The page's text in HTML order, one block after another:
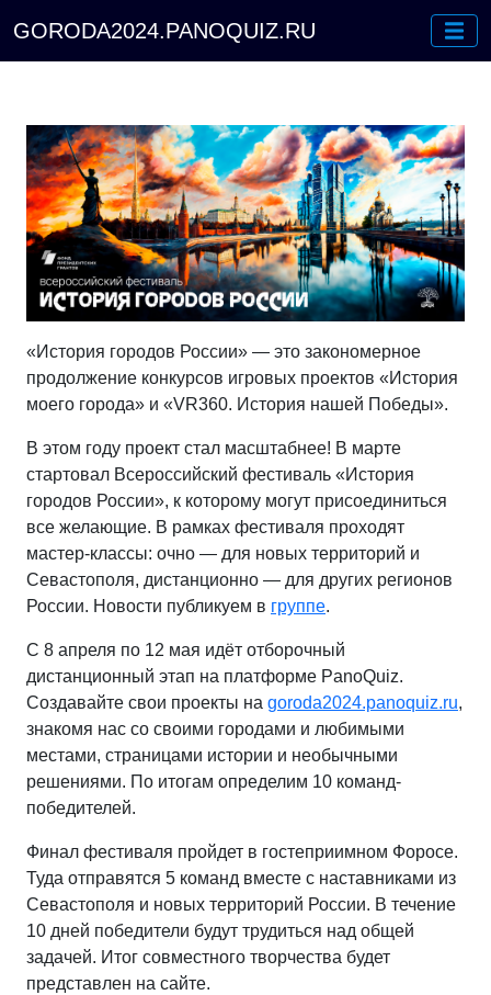
GORODA2024.PANOQUIZ.RU
«История городов России» — это закономерное
продолжение конкурсов игровых проектов «История
моего города» и «VR360. История нашей Победы».
В этом году проект стал масштабнее! В марте
стартовал Всероссийский фестиваль «История
городов России», к которому могут присоединиться
все желающие. В рамках фестиваля проходят
мастер-классы: очно — для новых территорий и
Севастополя, дистанционно — для других регионов
России. Новости публикуем в группе.
С 8 апреля по 12 мая идёт отборочный
дистанционный этап на платформе PanoQuiz.
Создавайте свои проекты на goroda2024.panoquiz.ru,
знакомя нас со своими городами и любимыми
местами, страницами истории и необычными
решениями. По итогам определим 10 команд-
победителей.
Финал фестиваля пройдет в гостеприимном Форосе.
Туда отправятся 5 команд вместе с наставниками из
Севастополя и новых территорий России. В течение
10 дней победители будут трудиться над общей
задачей. Итог совместного творчества будет
представлен на сайте.